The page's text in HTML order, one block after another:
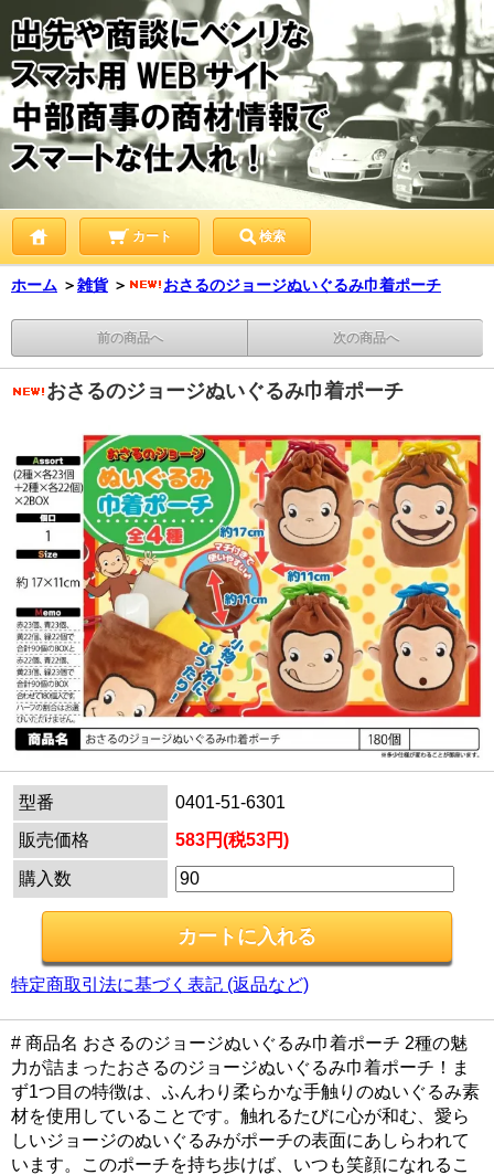
カート 検索
ホーム ＞雑貨 ＞ おさるのジョージぬいぐるみ巾着ポーチ
前の商品へ 次の商品へ
おさるのジョージぬいぐるみ巾着ポーチ
型番
0401-51-6301
販売価格
583円(税53円)
購入数
特定商取引法に基づく表記 (返品など)
# 商品名 おさるのジョージぬいぐるみ巾着ポーチ 2種の魅
力が詰まったおさるのジョージぬいぐるみ巾着ポーチ！ま
ず1つ目の特徴は、ふんわり柔らかな手触りのぬいぐるみ素
材を使用していることです。触れるたびに心が和む、愛ら
しいジョージのぬいぐるみがポーチの表面にあしらわれて
います。このポーチを持ち歩けば、いつも笑顔になれるこ